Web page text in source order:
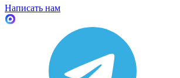
Написать нам